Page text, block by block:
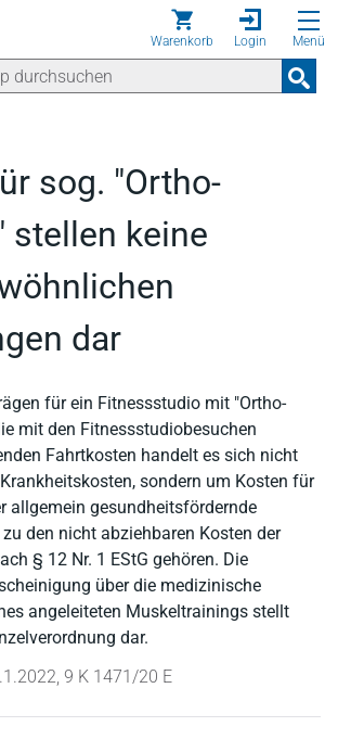
Warenkorb Login Menü
sog. "Ortho-
stellen keine
dar
für ein Fitnessstudio mit "Ortho-
mit den Fitnessstudiobesuchen
Fahrtkosten handelt es sich nicht
sondern um Kosten für
allgemein gesundheitsfördernde
den nicht abziehbaren Kosten der
§ 12 Nr. 1 EStG gehören. Die
über die medizinische
angeleiteten Muskeltrainings stellt
dar.
9 K 1471/20 E